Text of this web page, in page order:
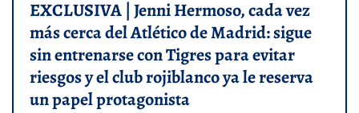
EXCLUSIVA | Jenni Hermoso, cada vez
más cerca del Atlético de Madrid: sigue
sin entrenarse con Tigres para evitar
riesgos y el club rojiblanco ya le reserva
un papel protagonista